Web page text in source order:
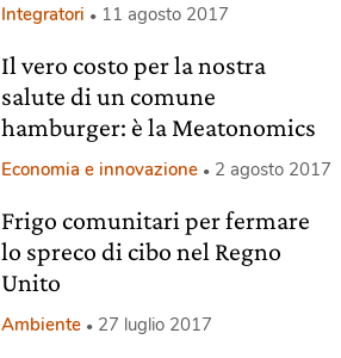
Integratori 11 agosto 2017
Il vero costo per la nostra
salute di un comune
hamburger: è la Meatonomics
Economia e innovazione 2 agosto 2017
Frigo comunitari per fermare
lo spreco di cibo nel Regno
Unito
Ambiente 27 luglio 2017